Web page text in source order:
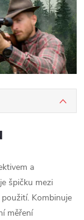
a
špičku mezi
Kombinuje
měření